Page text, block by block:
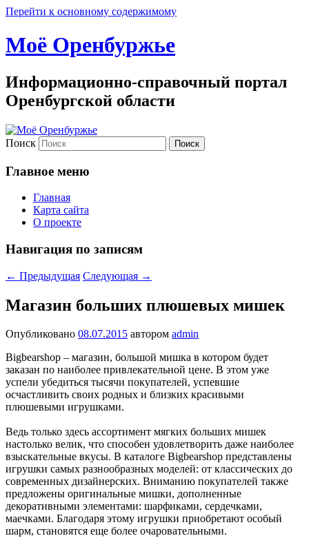
Перейти к основному содержимому
Моё Оренбуржье
Информационно-справочный портал
Оренбургской области
Поиск
Главное меню
Главная
Карта сайта
О проекте
Навигация по записям
← Предыдущая Следующая →
Магазин больших плюшевых мишек
Опубликовано 08.07.2015 автором admin
Bigbearshop – магазин, большой мишка в котором будет
заказан по наиболее привлекательной цене. В этом уже
успели убедиться тысячи покупателей, успевшие
осчастливить своих родных и близких красивыми
плюшевыми игрушками.
Ведь только здесь ассортимент мягких больших мишек
настолько велик, что способен удовлетворить даже наиболее
взыскательные вкусы. В каталоге Bigbearshop представлены
игрушки самых разнообразных моделей: от классических до
современных дизайнерских. Вниманию покупателей также
предложены оригинальные мишки, дополненные
декоративными элементами: шарфиками, сердечками,
маечками. Благодаря этому игрушки приобретают особый
шарм, становятся еще более очаровательными.